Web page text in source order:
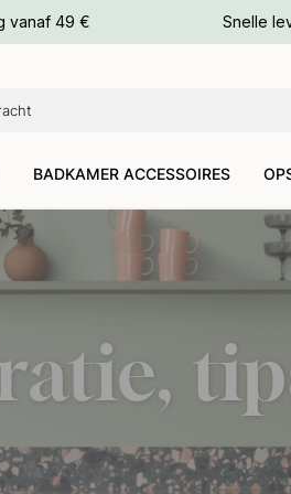
vanaf 49 € Snelle
BADKAMER ACCESSOIRES